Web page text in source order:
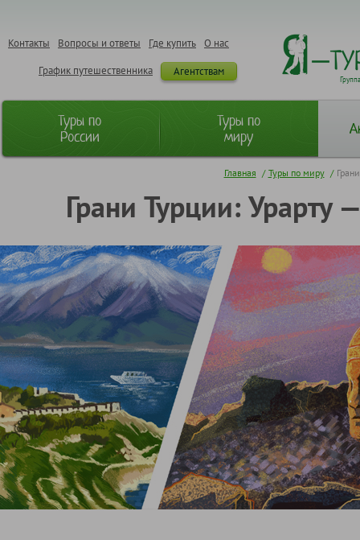
О нас
Где купить
Вопросы и ответы
Контакты
Агентствам
График путешественника
Туры по
России
Туры по
миру
Главная / Туры по миру /
Грани Турции: Урарту